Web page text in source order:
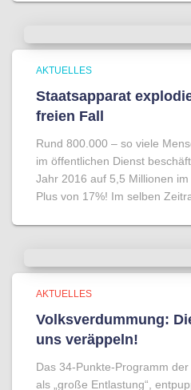
AKTUELLES
Staatsapparat
freien Fall
Rund 800.000 – so viele
im öffentlichen Dienst
Jahr 2016 auf 5,5 Millionen
Plus von 17%! Im selben
AKTUELLES
Volksverdummung:
uns veräppeln!
Das 34-Punkte-Programm
als „große Entlastung“,